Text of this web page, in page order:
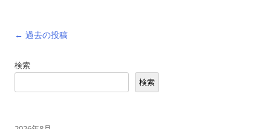
投
ナ
← 過去の投稿
検索
検索